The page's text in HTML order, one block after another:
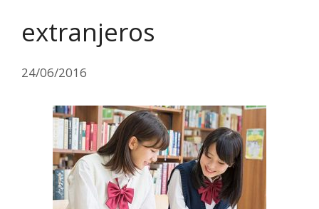
extranjeros
24/06/2016